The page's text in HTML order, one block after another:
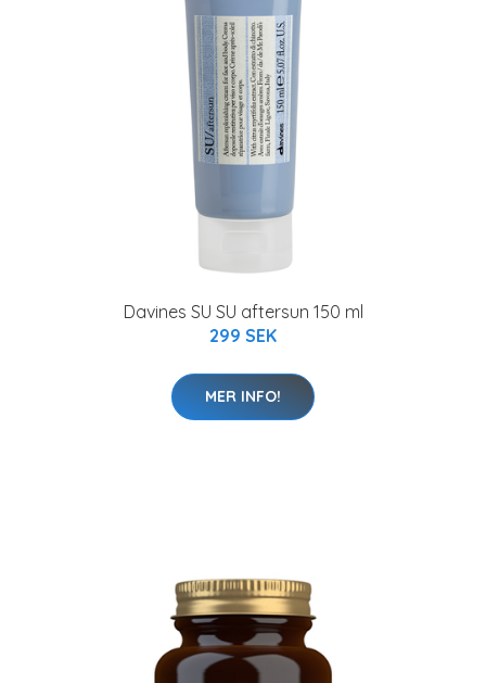
Davines SU SU aftersun 150 ml
299 SEK
MER INFO!